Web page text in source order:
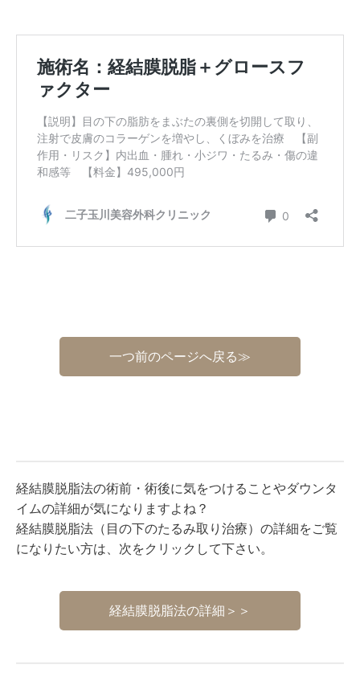
一つ前のページへ戻る≫
経結膜脱脂法の術前・術後に気をつけることやダウンタ
イムの詳細が気になりますよね？
経結膜脱脂法（目の下のたるみ取り治療）の詳細をご覧
になりたい方は、次をクリックして下さい。
経結膜脱脂法の詳細＞＞